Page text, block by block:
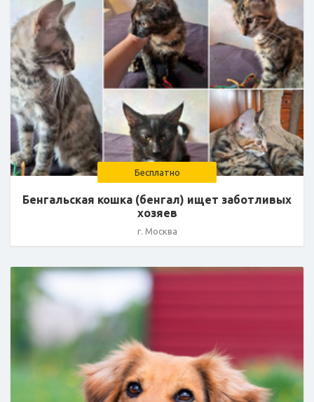
Бесплатно
Бенгальская кошка (бенгал) ищет заботливых
хозяев
г. Москва